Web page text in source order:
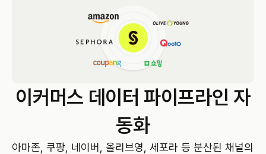
이커머스 데이터 파이프라인 자
동화
아마존, 쿠팡, 네이버, 올리브영, 세포라 등 분산된 채널의